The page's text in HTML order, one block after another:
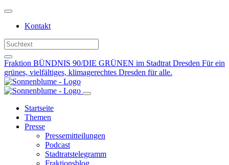
Weiter
Inhalt
Kontakt
Fraktion BÜNDNIS 90/DIE GRÜNEN im Stadtrat Dresden Für ein
grünes, vielfältiges, klimagerechtes Dresden für alle.
Startseite
Themen
Presse
Pressemitteilungen
Podcast
Stadtratstelegramm
Fraktionsblog